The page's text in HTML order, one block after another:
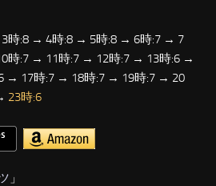
時:8 → 4時:8 → 5時:8 → 6時:7 → 7
時:7 → 11時:7 → 12時:7 → 13時:6 →
→ 17時:7 → 18時:7 → 19時:7 → 20
23時:6
」